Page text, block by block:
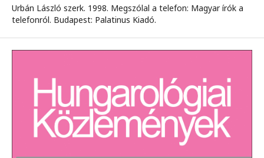
Urbán László szerk. 1998. Megszólal a telefon: Magyar írók a
telefonról. Budapest: Palatinus Kiadó.